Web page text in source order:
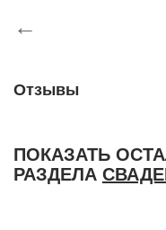
←
Отзывы
ПОКАЗАТЬ
РАЗДЕЛА